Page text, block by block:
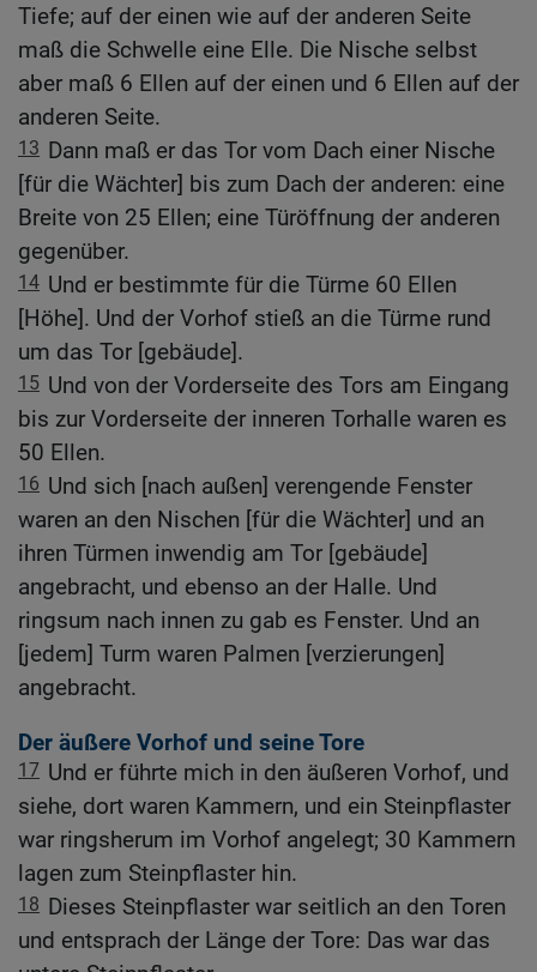
Tiefe; auf der einen wie auf der anderen Seite
maß die Schwelle eine Elle. Die Nische selbst
aber maß 6 Ellen auf der einen und 6 Ellen auf der
anderen Seite.
13 Dann maß er das Tor vom Dach einer Nische
[für die Wächter] bis zum Dach der anderen: eine
Breite von 25 Ellen; eine Türöffnung der anderen
gegenüber.
14 Und er bestimmte für die Türme 60 Ellen
[Höhe]. Und der Vorhof stieß an die Türme rund
um das Tor [gebäude].
15 Und von der Vorderseite des Tors am Eingang
bis zur Vorderseite der inneren Torhalle waren es
50 Ellen.
16 Und sich [nach außen] verengende Fenster
waren an den Nischen [für die Wächter] und an
ihren Türmen inwendig am Tor [gebäude]
angebracht, und ebenso an der Halle. Und
ringsum nach innen zu gab es Fenster. Und an
[jedem] Turm waren Palmen [verzierungen]
angebracht.
Der äußere Vorhof und seine Tore
17 Und er führte mich in den äußeren Vorhof, und
siehe, dort waren Kammern, und ein Steinpflaster
war ringsherum im Vorhof angelegt; 30 Kammern
lagen zum Steinpflaster hin.
18 Dieses Steinpflaster war seitlich an den Toren
und entsprach der Länge der Tore: Das war das